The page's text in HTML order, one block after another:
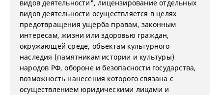
видов деятельности", лицензирование отдельных
видов деятельности осуществляется в целях
предотвращения ущерба правам, законным
интересам, жизни или здоровью граждан,
окружающей среде, объектам культурного
наследия (памятникам истории и культуры)
народов РФ, обороне и безопасности государства,
возможность нанесения которого связана с
осуществлением юридическими лицами и